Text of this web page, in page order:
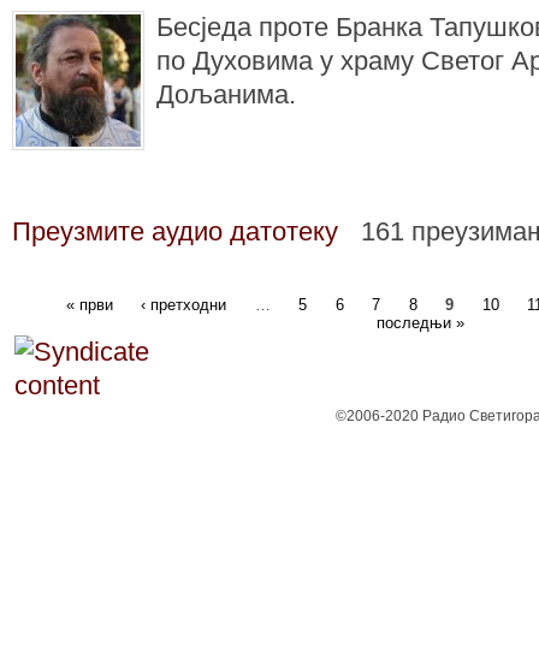
Бесједа проте Бранка
по Духовима у храму Светог
Дољанима.
Преузмите аудио датотеку 161
« први ‹ претходни … 5 6 7 8 9 10
последњи »
©2006-2020 Радио